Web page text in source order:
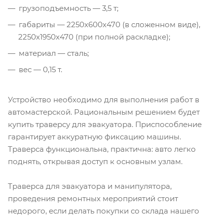
грузоподъемность — 3,5 т;
габариты — 2250х600х470 (в сложенном виде),
2250х1950х470 (при полной раскладке);
материал — сталь;
вес — 0,15 т.
Устройство необходимо для выполнения работ в
автомастерской. Рациональным решением будет
купить траверсу для эвакуатора. Приспособление
гарантирует аккуратную фиксацию машины.
Траверса функциональна, практична: авто легко
поднять, открывая доступ к основным узлам.
Траверса для эвакуатора и манипулятора,
проведения ремонтных мероприятий стоит
недорого, если делать покупки со склада нашего